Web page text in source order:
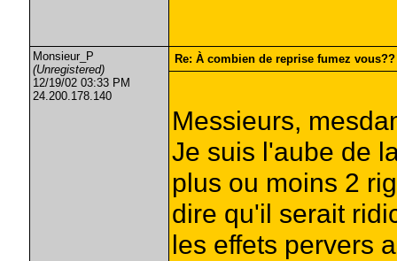
Monsieur_P
(Unregistered)
12/19/02 03:33 PM
24.200.178.140
Re: À combien de reprise fumez vous??
Messieurs,
Je suis l'aube de
plus ou moins 2
dire qu'il serait
les effets pervers